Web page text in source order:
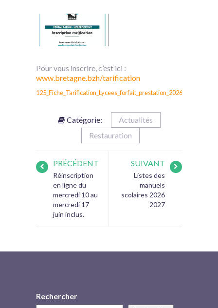
Pour vous inscrire, c’est ici :
www.bretagne.bzh/tarification
125_Fiche_Tarification_Lycees_forfait_prestation_2026_A4_web
Catégorie:
Actualités
Restauration
PRÉCÉDENT
Réinscription
en ligne du
mercredi 10 au
mercredi 17
juin inclus.
SUIVANT
Listes des
manuels
scolaires 2026
2027
Rechercher